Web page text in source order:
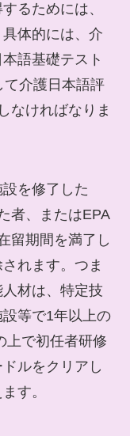
るためには、
体的には、介
語基礎テスト
介護日本語評
なければなりま
を修了した
者、またはEPA
留期間を満了し
れます。つま
材は、特定技
等で1年以上の
上で初任者研修
ルをクリアし
す。